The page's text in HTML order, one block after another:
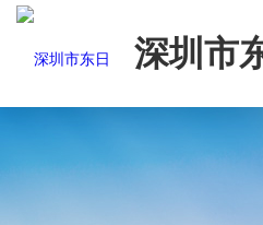
深圳市